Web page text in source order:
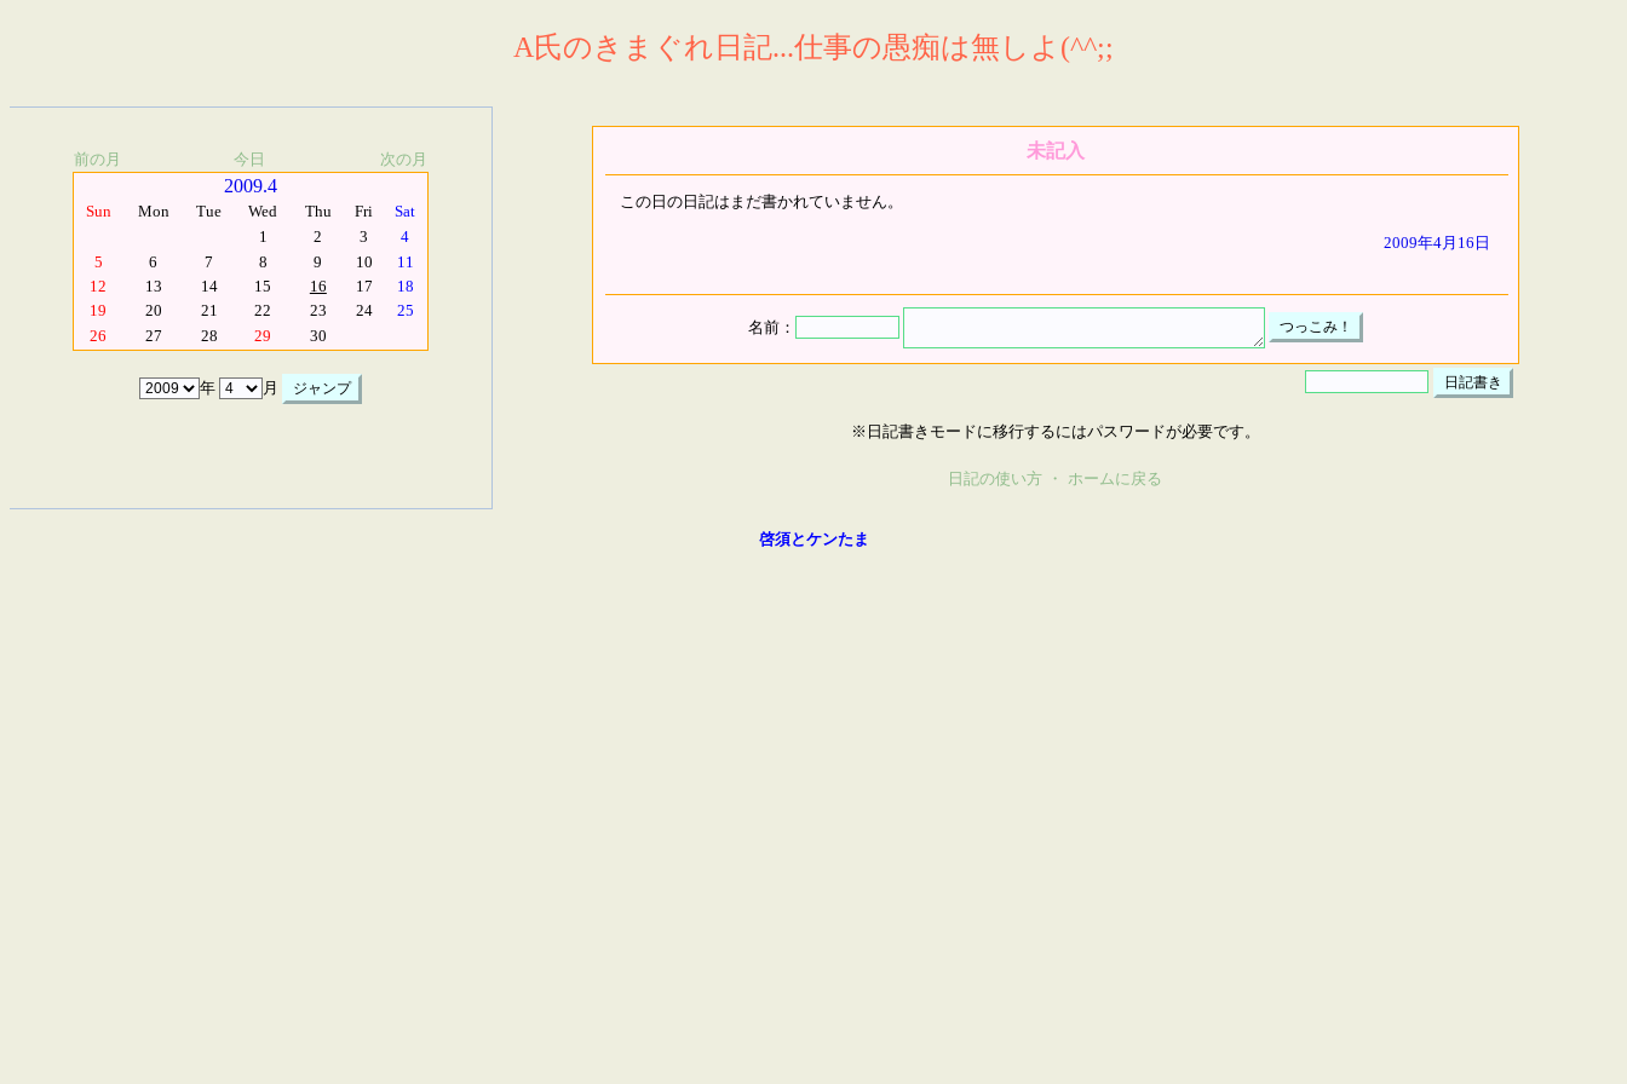
A氏のきまぐれ日記...仕事の愚痴は無しよ(^^;;
前の月 今日 次の月
2009.4
Sun Mon Tue Wed Thu Fri
Sat
1
2 3
4
5
6 7 8 9 10
11
12
13 14 15 16 17
18
19
20 21 22 23 24
25
26
27 28 29 30
年 月
未記入
この日の日記はまだ書かれていません。
2009年4月16日
名前：
※日記書きモードに移行するにはパスワードが必要です。
日記の使い方 ・ ホームに戻る
啓須とケンたま